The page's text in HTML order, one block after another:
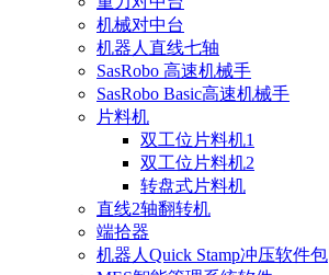
机械对中台
机器人直线七轴
SasRobo 高速机械手
SasRobo Basic高速机械手
片料机
双工位片料机1
双工位片料机2
转盘式片料机
直线2轴翻转机
端拾器
机器人Quick Stamp冲压软件包